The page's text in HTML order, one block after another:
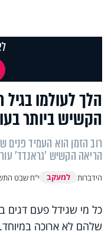
הלך לעולמו
הקשיש ביותר
רוב הזמן הוא העמיד פנים
הריאה הקשיש 'גראנדד'
הידברות למעקב י"ח שבט
כל מי שגידל פעם דגים
שלהם לא ארוכה במיוחד.